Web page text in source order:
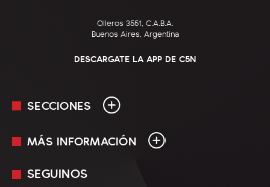
Olleros 3551, C.A.B.A.
Buenos Aires, Argentina
DESCARGATE LA APP DE C5N
SECCIONES
En Vivo
MÁS INFORMACIÓN
Mediakit
SEGUINOS